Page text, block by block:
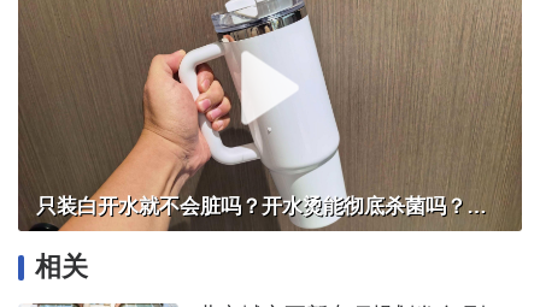
只装白开水就不会脏吗？开水烫能彻底杀菌吗？感控专家详解“吸管杯”藏菌真相｜都视频·热观察
相关